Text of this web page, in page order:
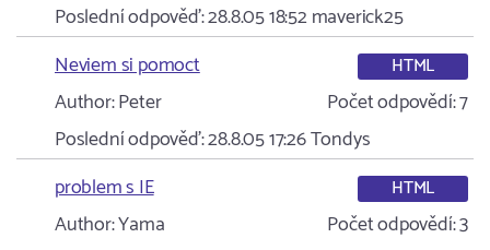
Poslední odpověď:28.8.05 18:52maverick25
Neviem si pomoct
HTML
Author:Peter Počet odpovědí:7
Poslední odpověď:28.8.05 17:26Tondys
problem s IE
HTML
Author:Yama Počet odpovědí:3